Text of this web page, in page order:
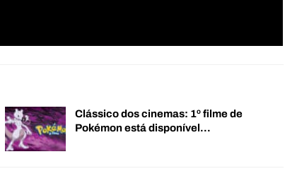
Clássico dos cinemas: 1º filme de
Pokémon está disponível…